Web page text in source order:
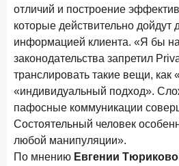
отличий и построение
которые действительно дойдут
информацией клиента. «Я бы
законодательства запретил
транслировать такие вещи, как
«индивидуальный подход».
пафосные коммуникации
Состоятельный человек
любой манипуляции».
По мнению Евгении